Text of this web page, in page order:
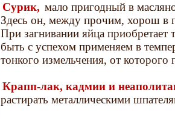
Сурик, мало пригодный в
Здесь он, между прочим, хорош в
При загнивании яйца
быть с успехом применяем в
тонкого измельчения, от которого
Крапп-лак, кадмии и
растирать металлическими